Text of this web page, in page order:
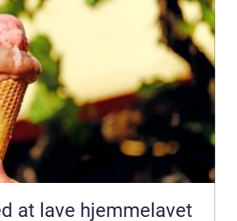
at lave hjemmelavet